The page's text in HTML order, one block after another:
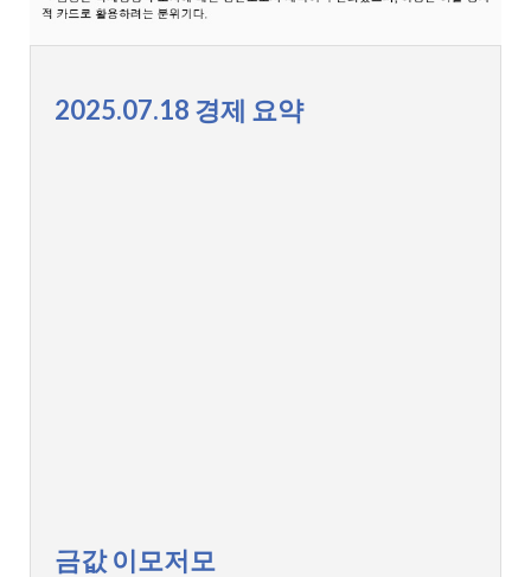
2025.07.18 경제 요약
금값 이모저모